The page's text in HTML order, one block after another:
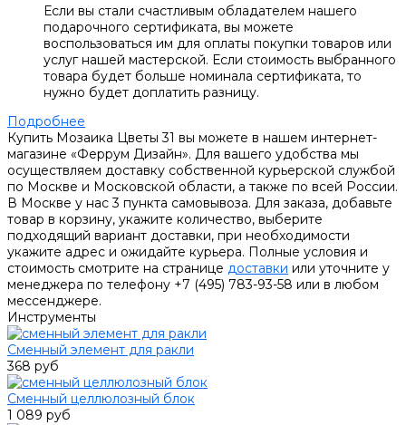
Если вы стали счастливым обладателем нашего
подарочного сертификата, вы можете
воспользоваться им для оплаты покупки товаров или
услуг нашей мастерской. Если стоимость выбранного
товара будет больше номинала сертификата, то
нужно будет доплатить разницу.
Подробнее
Купить Мозаика Цветы 31 вы можете в нашем интернет-
магазине «Феррум Дизайн». Для вашего удобства мы
осуществляем доставку собственной курьерской службой
по Москве и Московской области, а также по всей России.
В Москве у нас 3 пункта самовывоза. Для заказа, добавьте
товар в корзину, укажите количество, выберите
подходящий вариант доставки, при необходимости
укажите адрес и ожидайте курьера. Полные условия и
стоимость смотрите на странице доставки или уточните у
менеджера по телефону +7 (495) 783-93-58 или в любом
мессенджере.
Инструменты
Сменный элемент для ракли
368 руб
Сменный целлюлозный блок
1 089 руб